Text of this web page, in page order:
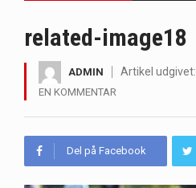
related-image18
ADMIN Artikel udgivet:
EN KOMMENTAR
Del på Facebook